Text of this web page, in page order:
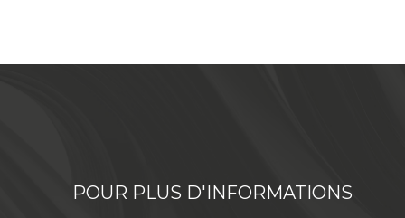
POUR PLUS D'INFORMATIONS